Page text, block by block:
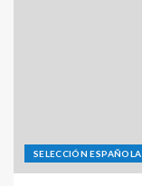
SELECCIÓN ESPAÑOLA